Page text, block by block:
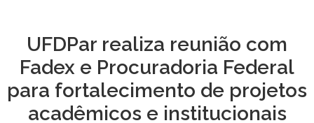
Ministério da Fazenda
Ministério da Agricultura, Pecuária e Abastecimento
UFDPar realiza reunião com
Fadex e Procuradoria Federal
para fortalecimento de projetos
acadêmicos e institucionais